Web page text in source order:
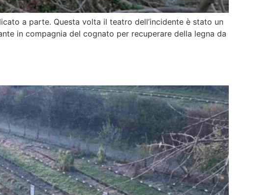
a parte. Questa volta il teatro dell’incidente è stato un
in compagnia del cognato per recuperare della legna da